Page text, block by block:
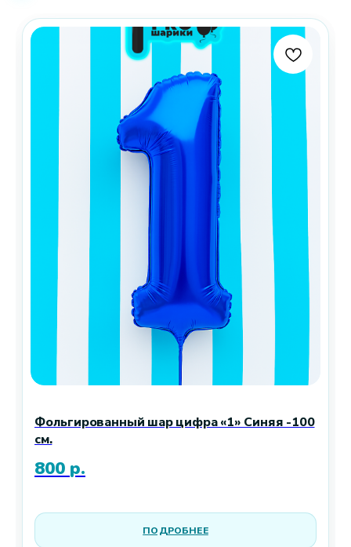
Фольгированный шар цифра «1» Синяя -100
см.
800 р.
ПОДРОБНЕЕ